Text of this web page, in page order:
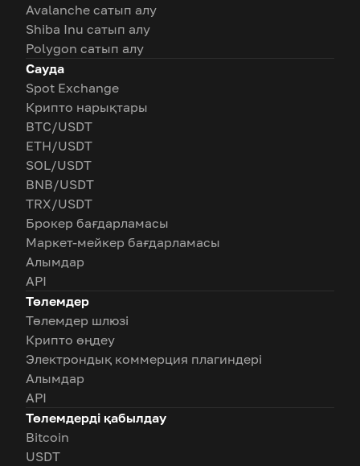
Avalanche сатып алу
Shiba Inu сатып алу
Polygon сатып алу
Сауда
Spot Exchange
Крипто нарықтары
BTC/USDT
ETH/USDT
SOL/USDT
BNB/USDT
TRX/USDT
Брокер бағдарламасы
Маркет-мейкер бағдарламасы
Алымдар
API
Төлемдер
Төлемдер шлюзі
Крипто өңдеу
Электрондық коммерция плагиндері
Алымдар
API
Төлемдерді қабылдау
Bitcoin
USDT